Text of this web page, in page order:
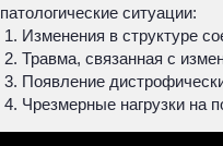
патологические ситуации:
Изменения в структуре
Травма, связанная с
Появление
Чрезмерные нагрузки на